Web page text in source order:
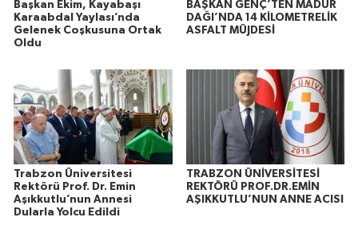
Başkan Ekim, Kayabaşı
Karaabdal Yaylası’nda
Gelenek Coşkusuna Ortak
Oldu
BAŞKAN GENÇ’TEN MADUR
DAĞI’NDA 14 KİLOMETRELİK
ASFALT MÜJDESİ
Trabzon Üniversitesi
Rektörü Prof. Dr. Emin
Aşıkkutlu’nun Annesi
Dularla Yolcu Edildi
TRABZON ÜNİVERSİTESİ
REKTÖRÜ PROF.DR.EMİN
AŞIKKUTLU’NUN ANNE ACISI